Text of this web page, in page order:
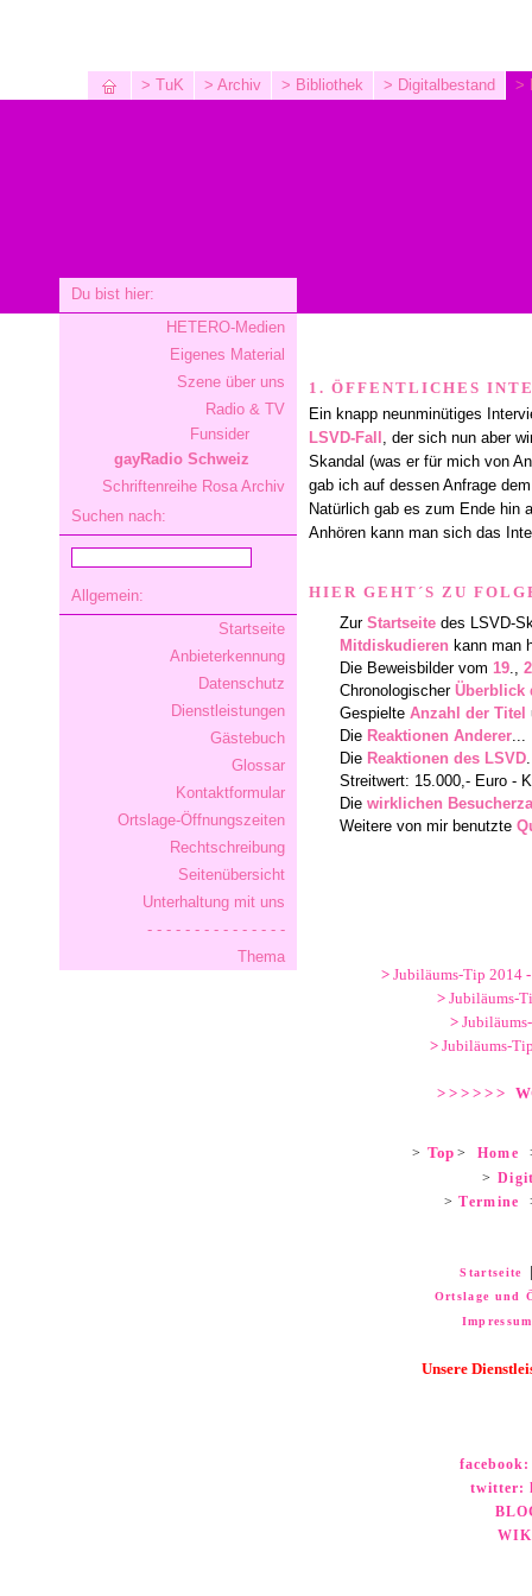
> TuK > Archiv > Bibliothek > Digitalbestand >
Du bist hier:
HETERO-Medien
Eigenes Material
Szene über uns
Radio & TV
Funsider
gayRadio Schweiz
Schriftenreihe Rosa Archiv
Suchen nach:
Allgemein:
Startseite
Anbieterkennung
Datenschutz
Dienstleistungen
Gästebuch
Glossar
Kontaktformular
Ortslage-Öffnungszeiten
Rechtschreibung
Seitenübersicht
Unterhaltung mit uns
- - - - - - - - - - - - - - -
Thema
1. ÖFFENTLICHES
Ein knapp neunminütiges
LSVD-Fall , der sich nun aber
Skandal (was er für mich von
gab ich auf dessen Anfrage
Natürlich gab es zum Ende hin
Anhören kann man sich das
HIER GEHT´S ZU
Zur Startseite des LSVD-
Mitdiskudieren kann man
Die Beweisbilder vom 19.,
Chronologischer Überblick
Gespielte Anzahl der Titel
Die Reaktionen Anderer...
Die Reaktionen des LSVD
Streitwert: 15.000,- Euro -
Die wirklichen
Weitere von mir benutzte
> Jubiläums-Tip 2014
> Jubiläums-
>
> Jubiläums-
> > > > > >
> Top > Home
>
> Termine
Startseite
Ortslage und
Impressum
Unsere
facebook:
twitter: